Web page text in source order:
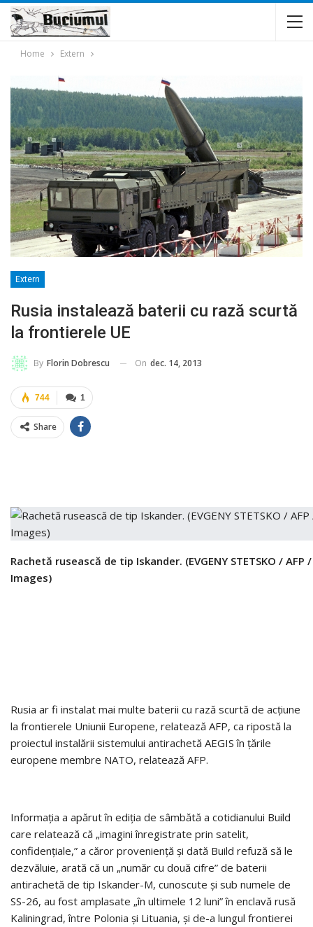
Home Extern
Extern
Rusia instalează baterii cu rază scurtă
la frontierele UE
By Florin Dobrescu On dec. 14, 2013
1
744
Share
Rachetă rusească de tip Iskander. (EVGENY STETSKO /
Images)
Rusia ar fi instalat mai multe baterii cu rază scurtă de acţiune
la frontierele Uniunii Europene, relatează AFP, ca ripostă la
proiectul instalării sistemului antirachetă AEGIS în ţările
europene membre NATO, relatează AFP.
Informaţia a apărut în ediţia de sâmbătă a cotidianului Build
care relatează că „imagini înregistrate prin satelit,
confidenţiale,” a căror provenienţă şi dată Build refuză să le
dezvăluie, arată că un „număr cu două cifre” de baterii
antirachetă de tip Iskander-M, cunoscute şi sub numele de
SS-26, au fost amplasate „în ultimele 12 luni” în enclavă rusă
Kaliningrad, între Polonia şi Lituania, şi de-a lungul frontierei